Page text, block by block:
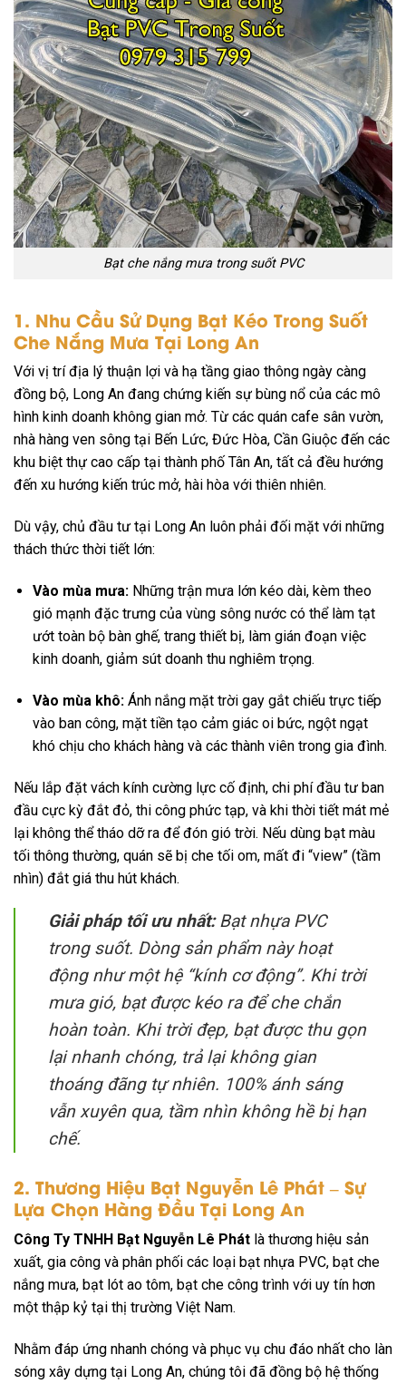
Bạt che nắng mưa trong suốt PVC
1. Nhu Cầu Sử Dụng Bạt Kéo Trong Suốt
Che Nắng Mưa Tại Long An
Với vị trí địa lý thuận lợi và hạ tầng giao thông ngày càng
đồng bộ, Long An đang chứng kiến sự bùng nổ của các mô
hình kinh doanh không gian mở. Từ các quán cafe sân vườn,
nhà hàng ven sông tại Bến Lức, Đức Hòa, Cần Giuộc đến các
khu biệt thự cao cấp tại thành phố Tân An, tất cả đều hướng
đến xu hướng kiến trúc mở, hài hòa với thiên nhiên.
Dù vậy, chủ đầu tư tại Long An luôn phải đối mặt với những
thách thức thời tiết lớn:
Vào mùa mưa:Những trận mưa lớn kéo dài, kèm theo
gió mạnh đặc trưng của vùng sông nước có thể làm tạt
ướt toàn bộ bàn ghế, trang thiết bị, làm gián đoạn việc
kinh doanh, giảm sút doanh thu nghiêm trọng.
Vào mùa khô:Ánh nắng mặt trời gay gắt chiếu trực tiếp
vào ban công, mặt tiền tạo cảm giác oi bức, ngột ngạt
khó chịu cho khách hàng và các thành viên trong gia đình.
Nếu lắp đặt vách kính cường lực cố định, chi phí đầu tư ban
đầu cực kỳ đắt đỏ, thi công phức tạp, và khi thời tiết mát mẻ
lại không thể tháo dỡ ra để đón gió trời. Nếu dùng bạt màu
tối thông thường, quán sẽ bị che tối om, mất đi “view” (tầm
nhìn) đắt giá thu hút khách.
Giải pháp tối ưu nhất:Bạt nhựa PVC
trong suốt. Dòng sản phẩm này hoạt
động như một hệ “kính cơ động”. Khi trời
mưa gió, bạt được kéo ra để che chắn
hoàn toàn. Khi trời đẹp, bạt được thu gọn
lại nhanh chóng, trả lại không gian
thoáng đãng tự nhiên. 100% ánh sáng
vẫn xuyên qua, tầm nhìn không hề bị hạn
chế.
2. Thương Hiệu Bạt Nguyễn Lê Phát – Sự
Lựa Chọn Hàng Đầu Tại Long An
Công Ty TNHH Bạt Nguyễn Lê Phát là thương hiệu sản
xuất, gia công và phân phối các loại bạt nhựa PVC, bạt che
nắng mưa, bạt lót ao tôm, bạt che công trình với uy tín hơn
một thập kỷ tại thị trường Việt Nam.
Nhằm đáp ứng nhanh chóng và phục vụ chu đáo nhất cho làn
sóng xây dựng tại Long An, chúng tôi đã đồng bộ hệ thống